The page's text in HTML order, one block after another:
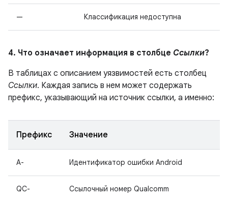
— Классификация недоступна
4. Что означает информация в столбце Ссылки?
В таблицах с описанием уязвимостей есть столбец
Ссылки. Каждая запись в нем может содержать
префикс, указывающий на источник ссылки, а именно:
Префикс Значение
A- Идентификатор ошибки Android
QC- Ссылочный номер Qualcomm